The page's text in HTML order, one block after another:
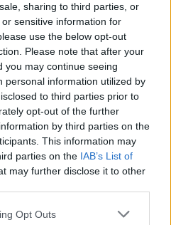
sharing to third parties, or
sensitive information for
use the below opt-out
Please note that after your
you may continue seeing
personal information utilized by
to third parties prior to
opt-out of the further
by third parties on the
This information may
parties on the IAB’s List of
may further disclose it to other
app uses one or more Google
Opt Outs
és a ráncképződést.